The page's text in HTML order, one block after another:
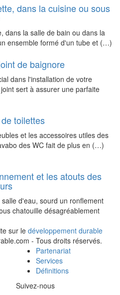
dans la cuisine ou sous
dans la salle de bain ou dans la
ensemble formé d'un tube et (…)
de baignore
dans l'installation de votre
sert à assurer une parfaite
toilettes
et les accessoires utiles des
des WC fait de plus en (…)
et les atouts des
d'eau, sourd un ronflement
chatouille désagréablement
sur le développement durable
- Tous droits réservés.
Partenariat
Services
Définitions
Suivez-nous